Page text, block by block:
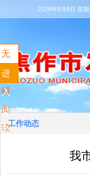
2026年8月9日 星期
无
障
碍
阅
读
进
入
适
老
工作动态
我